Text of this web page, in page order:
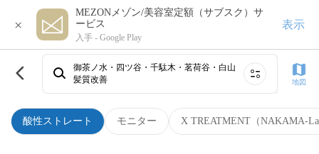
×
MEZONメゾン/美容室定額（サブスク）サ
ービス
入手 - Google Play
表示
酸性ストレート モニター X TREATMENT（NAKAMA-
御茶ノ水・四ツ谷・千駄木・茗荷谷・白山
髪質改善
地図